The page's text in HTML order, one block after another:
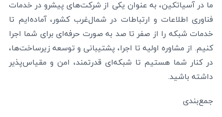
ما در آسیاتکین، به عنوان یکی از شرکت‌های پیشرو در خدمات
فناوری اطلاعات و ارتباطات در شمال‌غرب کشور، آماده‌ایم تا
خدمات شبکه را از صفر تا صد به صورت حرفه‌ای برای شما اجرا
کنیم. از مشاوره اولیه تا اجرا، پشتیبانی و توسعه زیرساخت‌ها،
در کنار شما هستیم تا شبکه‌ای قدرتمند، امن و مقیاس‌پذیر
داشته باشید.
جمع‌بندی